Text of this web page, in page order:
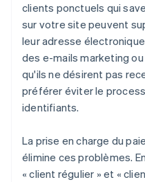
clients ponctuels qui
sur votre site peuvent
leur adresse
des e-mails marketing
qu'ils ne désirent pas
préférer éviter le
identifiants.
La prise en charge du
élimine ces problèmes.
« client régulier » et «